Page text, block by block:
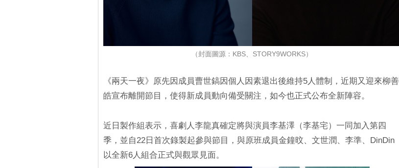
（封面圖源：KBS、STORY9WORKS）
《兩天一夜》原先因成員曹世鎬因個人因素退出後維持5人體制，近期又迎來柳善
皓宣布離開節目，使得新成員動向備受關注，如今也正式公布全新陣容。
近日製作組表示，喜劇人李龍真確定將與演員李基澤（李基宅）一同加入第四
季，並自22日首次錄製起參與節目，與原班成員金鐘旼、文世潤、李準、DinDin
以全新6人組合正式與觀眾見面。